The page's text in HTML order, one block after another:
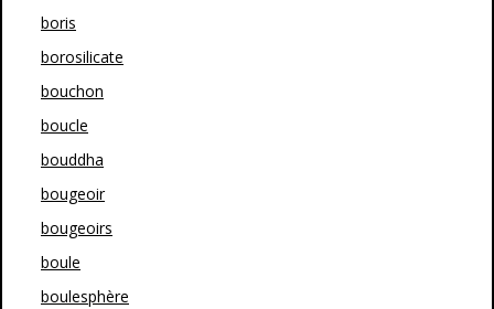
boris
borosilicate
bouchon
boucle
bouddha
bougeoir
bougeoirs
boule
boulesphère